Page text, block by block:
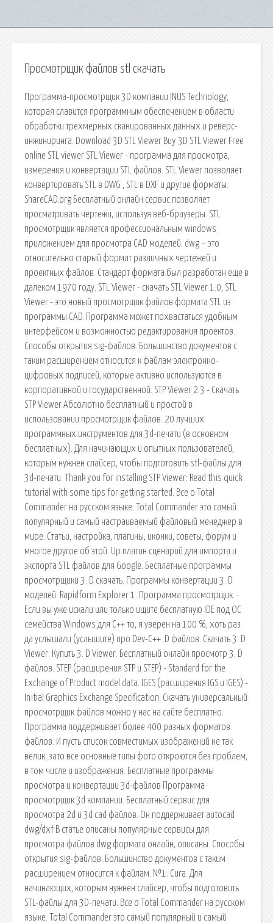
Просмотрщик файлов stl скачать
Программа-просмотрщик 3D компании INUS Technology,
которая славится программным обеспечением в области
обработки трехмерных сканированных данных и реверс-
инжиниринга. Download 3D STL Viewer Buy 3D STL Viewer Free
online STL viewer STL Viewer - программа для просмотра,
измерения и конвертации STL файлов. STL Viewer позволяет
конвертировать STL в DWG , STL в DXF и другие форматы.
ShareCAD.org Бесплатный онлайн сервис позволяет
просматривать чертежи, используя веб-браузеры. STL
просмотрщик является профессиональным windows
приложением для просмотра CAD моделей. dwg – это
относительно старый формат различных чертежей и
проектных файлов. Стандарт формата был разработан еще в
далеком 1970 году. STL Viewer - скачать STL Viewer 1.0, STL
Viewer - это новый просмотрщик файлов формата STL из
программы CAD. Программа может похвастаться удобным
интерфейсом и возможностью редактирования проектов.
Способы открытия sig-файлов. Большинство документов с
таким расширением относится к файлам электронно-
цифровых подписей, которые активно используются в
корпоративной и государственной. STP Viewer 2.3 - Скачать
STP Viewer Абсолютно бесплатный и простой в
использовании просмотрщик файлов. 20 лучших
программных инструментов для 3d-печати (в основном
бесплатных). Для начинающих и опытных пользователей,
которым нужнен слайсер, чтобы подготовить stl-файлы для
3d-печати. Thank you for installing STP Viewer: Read this quick
tutorial with some tips for getting started. Все о Total
Commander на русском языке. Total Commander это самый
популярный и самый настраиваемый файловый менеджер в
мире. Статьи, настройка, плагины, иконки, советы, форум и
многое другое об этой. Up плагин сценарий для импорта и
экспорта STL файлов для Google. Бесплатные программы
просмотрщики 3. D скачать. Программы конвертации 3. D
моделей. Rapidform Explorer 1. Программа просмотрщик. ·
Если вы уже искали или только ищите бесплатную IDE под ОС
семейства Windows для C++ то, я уверен на 100 %, хоть раз
да услышали (услышите) про Dev-C++. D файлов. Скачать 3. D
Viewer. Купить 3. D Viewer. Бесплатный онлайн просмотр 3. D
файлов. STEP (расширения STP и STEP) - Standard for the
Exchange of Product model data. IGES (расширения IGS и IGES) -
Initial Graphics Exchange Specification. Скачать универсальный
просмотрщик файлов можно у нас на сайте бесплатно.
Программа поддерживает более 400 разных форматов
файлов. И пусть список совместимых изображений не так
велик, зато все основные типы фото откроются без проблем,
в том числе и изображения. Бесплатные программы
просмотра и конвертации 3d-файлов Программа-
просмотрщик 3d компании. Бесплатный сервис для
просмотра 2d и 3d cad файлов. Он поддерживает autocad
dwg/dxf В статье описаны популярные сервисы для
просмотра файлов dwg формата онлайн, описаны. Способы
открытия sig-файлов. Большинство документов с таким
расширением относится к файлам. №1: Cura. Для
начинающих, которым нужнен слайсер, чтобы подготовить
STL-файлы для 3D-печати. Все о Total Commander на русском
языке. Total Commander это самый популярный и самый